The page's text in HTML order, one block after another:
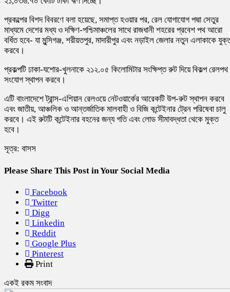
প্রকল্পের বিশদ বিবরণে বলা হয়েছে, সমাপ্ত হওয়ার পর, রেল যোগাযোগ পদ্মা সেতুর
মাধ্যমে দেশের মধ্য ও দক্ষিণ-পশ্চিমাঞ্চলের সাথে রাজধানী শহরের প্রবেশ পথ আরো
বর্ধিত হবে- যা মুন্সিগঞ্জ, শরীয়তপুর, মাদারীপুর এবং নড়াইল জেলার নতুন এলাকাকে
করবে।
প্রকল্পটি ঢাকা-যশোর-খুলনাকে ২১২.০৫ কিলোমিটার সংক্ষিপ্ত রুট দিয়ে বিকল্প রেলপথ
সংযোগ স্থাপন করবে।
এটি বাংলাদেশে ট্রান্স-এশিয়ান রেলওয়ে নেটওয়ার্কের আরেকটি উপ-রুট স্থাপন করবে
এবং জাতীয়, আঞ্চলিক ও আন্তর্জাতিক মালবাহী ও বিজি কন্টেইনার ট্রেন পরিষেবা চালু
করবে। এই রুটটি কন্টেইনার বহনের জন্য গতি এবং লোড সীমাবদ্ধতা থেকে মুক্ত
হবে।
সূত্র: বাসস
Please Share This Post in Your Social Media
Facebook
Twitter
Digg
Linkedin
Reddit
Google Plus
Pinterest
Print
একই রকম সংবাদ